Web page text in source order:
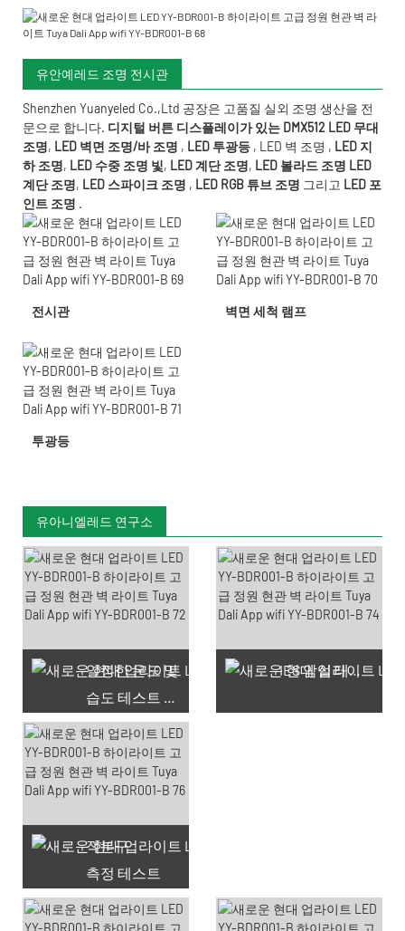
유안예레드 조명 전시관
Shenzhen Yuanyeled Co.,Ltd 공장은 고품질 실외 조명 생산을 전
문으로 합니다. 디지털 버튼 디스플레이가 있는 DMX512 LED 무대
조명, LED 벽면 조명/바 조명 , LED 투광등 , LED 벽 조명 , LED 지
하 조명, LED 수중 조명 빛, LED 계단 조명, LED 볼라드 조명 LED
계단 조명, LED 스파이크 조명 , LED RGB 튜브 조명 그리고 LED 포
인트 조명 .
전시관 벽면 세척 램프
투광등
유아니엘레드 연구소
일정한 온도 및
습도 테스트 챔버
IES 암실 테스트
적분구
측정 테스트
사용 가능한 쿠폰 66개